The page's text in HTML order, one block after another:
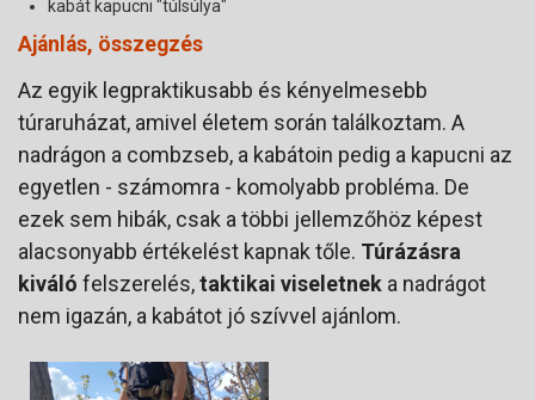
kabát kapucni "túlsúlya"
Ajánlás, összegzés
Az egyik legpraktikusabb és kényelmesebb
túraruházat, amivel életem során találkoztam. A
nadrágon a combzseb, a kabátoin pedig a kapucni az
egyetlen - számomra - komolyabb probléma. De
ezek sem hibák, csak a többi jellemzőhöz képest
alacsonyabb értékelést kapnak tőle. Túrázásra
kiváló felszerelés,taktikai viseletnek a nadrágot
nem igazán, a kabátot jó szívvel ajánlom.